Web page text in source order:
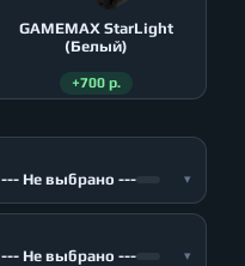
GAMEMAX StarLight
(Белый)
+700 р.
--- Не выбрано --- ▾
--- Не выбрано --- ▾